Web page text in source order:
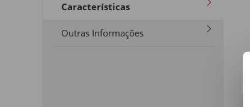
Características
Outras Informações